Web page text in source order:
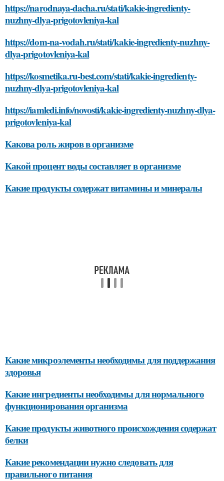
https://narodnaya-dacha.ru/stati/kakie-ingredienty-
nuzhny-dlya-prigotovleniya-kal
https://dom-na-vodah.ru/stati/kakie-ingredienty-nuzhny-
dlya-prigotovleniya-kal
https://kosmetika.ru-best.com/stati/kakie-ingredienty-
nuzhny-dlya-prigotovleniya-kal
https://iamledi.info/novosti/kakie-ingredienty-nuzhny-dlya-
prigotovleniya-kal
Какова роль жиров в организме
Какой процент воды составляет в организме
Какие продукты содержат витамины и минералы
Какие микроэлементы необходимы для поддержания
здоровья
Какие ингредиенты необходимы для нормального
функционирования организма
Какие продукты животного происхождения содержат
белки
Какие рекомендации нужно следовать для
правильного питания